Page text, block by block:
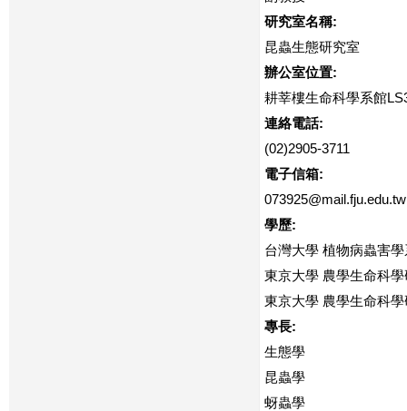
研究室名稱:
昆蟲生態研究室
辦公室位置:
耕莘樓生命科學系館
連絡電話:
(02)2905-3711
電子信箱:
073925@mail.fju.edu.tw
學歷:
台灣大學 植物病蟲害
東京大學 農學生命科
東京大學 農學生命科
專長:
生態學
昆蟲學
蚜蟲學